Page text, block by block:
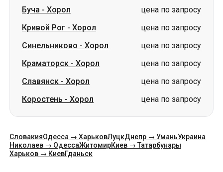
Буча - Хорол
цена по запросу
Кривой Рог - Хорол
цена по запросу
Синельниково - Хорол
цена по запросу
Краматорск - Хорол
цена по запросу
Славянск - Хорол
цена по запросу
Коростень - Хорол цена по запросу
СловакияОдесса → ХарьковЛуцкДнепр → УманьУкраина
Николаев → ОдессаЖитомирКиев → Татарбунары
Харьков → КиевГданьск